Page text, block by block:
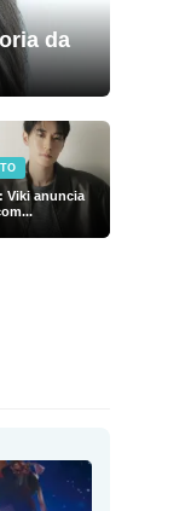
da
Viki anuncia